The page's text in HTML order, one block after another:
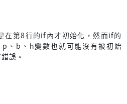
在第8行的if內才初始化，然而if的
、b、h變數也就可能沒有被初始
誤。